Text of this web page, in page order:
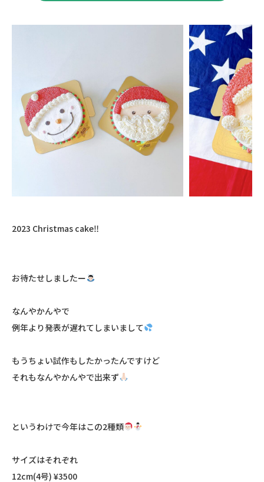
2023 Christmas cake‼︎ㅤㅤㅤㅤㅤㅤㅤㅤㅤㅤㅤㅤㅤ
お待たせしましたー
なんやかんやでㅤㅤㅤㅤㅤㅤㅤㅤㅤㅤㅤㅤㅤ
例年より発表が遅れてしまいまして
もうちょい試作もしたかったんですけどㅤㅤㅤㅤㅤㅤㅤㅤㅤㅤㅤㅤㅤ
それもなんやかんやで出来ず
というわけで今年はこの2種類
サイズはそれぞれㅤㅤㅤㅤㅤㅤㅤㅤㅤㅤㅤㅤㅤ
12cm(4号) ¥3500ㅤㅤㅤㅤㅤㅤㅤㅤㅤㅤㅤㅤㅤ